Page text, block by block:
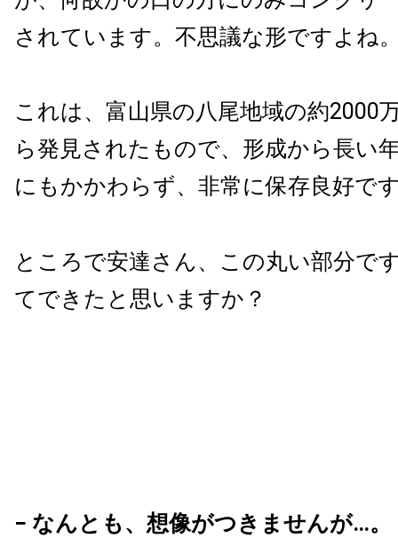
されています。不思議な形ですよね
これは、富山県の八尾地域の約2000
ら発見されたもので、形成から長い
にもかかわらず、非常に保存良好で
ところで安達さん、この丸い部分で
てできたと思いますか？
− なんとも、想像がつきませんが…。